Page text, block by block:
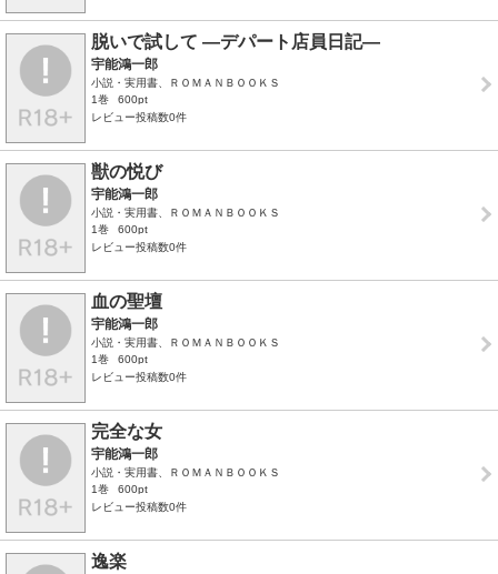
脱いで試して ―デパート店員日記―
宇能鴻一郎
小説・実用書、ＲＯＭＡＮＢＯＯＫＳ
1巻
600pt
レビュー投稿数0件
獣の悦び
宇能鴻一郎
小説・実用書、ＲＯＭＡＮＢＯＯＫＳ
1巻
600pt
レビュー投稿数0件
血の聖壇
宇能鴻一郎
小説・実用書、ＲＯＭＡＮＢＯＯＫＳ
1巻
600pt
レビュー投稿数0件
完全な女
宇能鴻一郎
小説・実用書、ＲＯＭＡＮＢＯＯＫＳ
1巻
600pt
レビュー投稿数0件
逸楽